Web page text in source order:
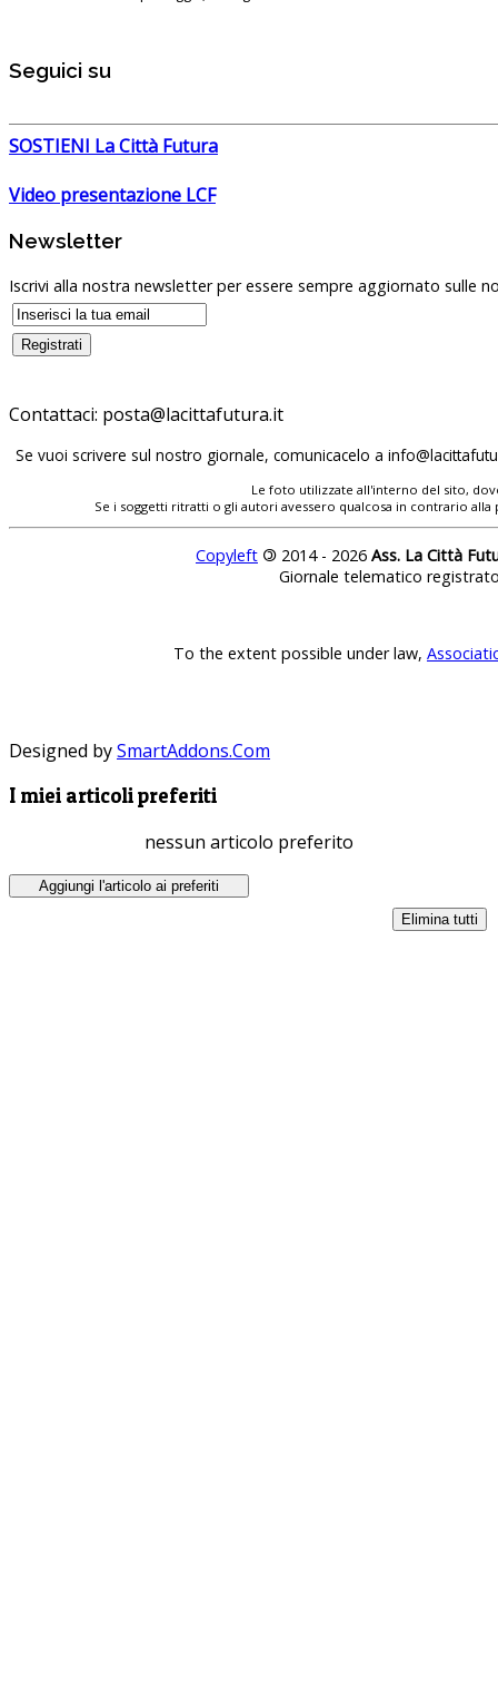
Seguici su
SOSTIENI La Città Futura
Video presentazione LCF
Newsletter
Iscrivi alla nostra newsletter per essere sempre aggiornato sulle
Contattaci: posta@lacittafutura.it
Se vuoi scrivere sul nostro giornale, comunicacelo a
Le foto utilizzate all'interno del sito,
Se i soggetti ritratti o gli autori avessero qualcosa in contrario
Copyleft © 2014 - 2026 Ass. La Città
Giornale telematico
To the extent possible under law,
Designed bySmartAddons.Com
I miei articoli preferiti
nessun articolo preferito